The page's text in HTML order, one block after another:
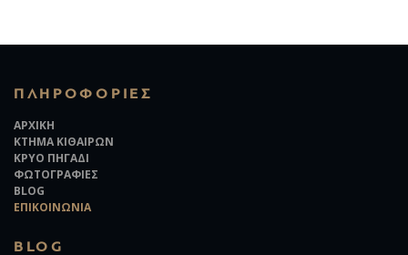
ΠΛΗΡΟΦΟΡΊΕΣ
ΑΡΧΙΚΉ
ΚΤΉΜΑ ΚΙΘΑΙΡΏΝ
ΚΡΎΟ ΠΗΓΆΔΙ
ΦΩΤΟΓΡΑΦΊΕΣ
BLOG
ΕΠΙΚΟΙΝΩΝΊΑ
BLOG